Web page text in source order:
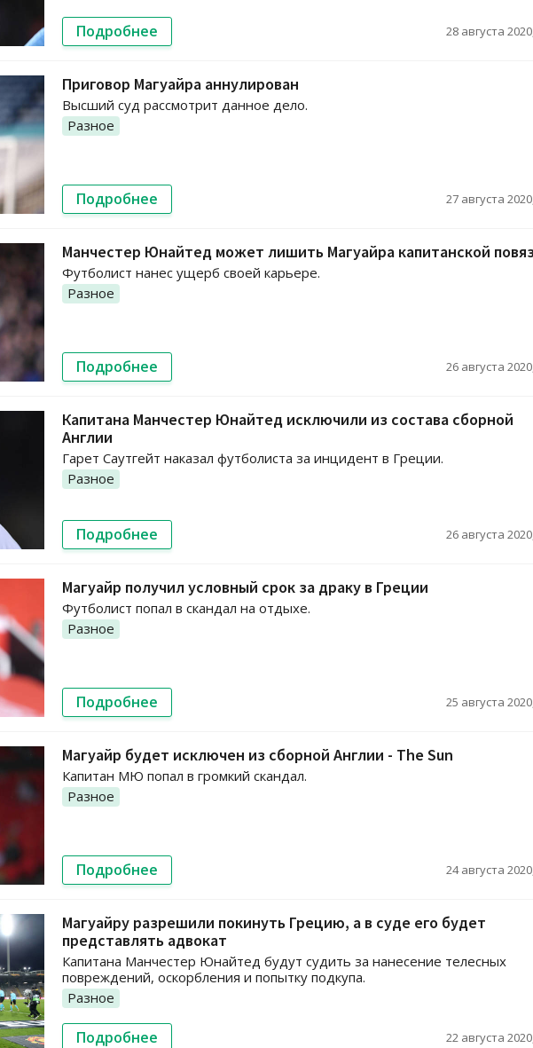
Подробнее 28 августа
Приговор Магуайра аннулирован
Высший суд рассмотрит данное дело.
Разное
Подробнее 27 августа
Манчестер Юнайтед может лишить Магуайра капитанской
Футболист нанес ущерб своей карьере.
Разное
Подробнее 26 августа
Капитана Манчестер Юнайтед исключили из состава сборной
Англии
Гарет Саутгейт наказал футболиста за инцидент в Греции.
Разное
Подробнее 26 августа
Магуайр получил условный срок за драку в Греции
Футболист попал в скандал на отдыхе.
Разное
Подробнее 25 августа
Магуайр будет исключен из сборной Англии - The Sun
Капитан МЮ попал в громкий скандал.
Разное
Подробнее 24 августа
Магуайру разрешили покинуть Грецию, а в суде его будет
представлять адвокат
Капитана Манчестер Юнайтед будут судить за нанесение телесных
повреждений, оскорбления и попытку подкупа.
Разное
Подробнее 22 августа